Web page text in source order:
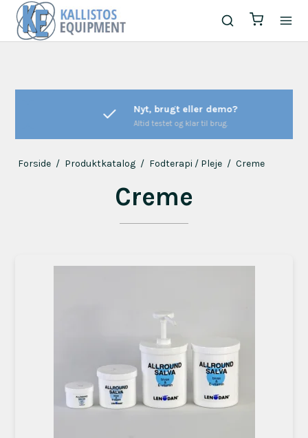
Nyt, brugt eller demo?
Altid testet og klar til brug.
Forside / Produktkatalog / Fodterapi / Pleje / Creme
Creme